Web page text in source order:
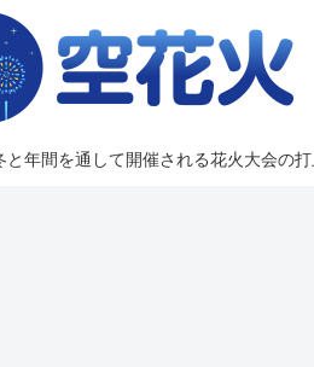
年間を通して開催される花火大会の